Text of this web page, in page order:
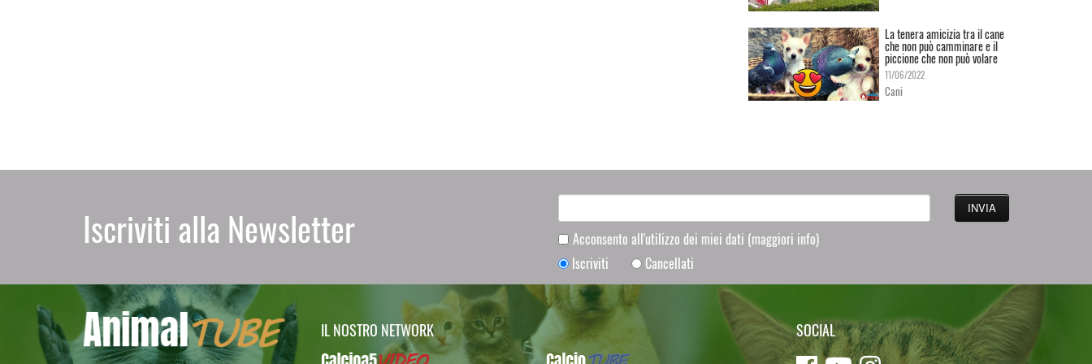
La tenera amicizia tra il cane
che non può camminare e il
piccione che non può volare
11/06/2022
Cani
Iscriviti alla Newsletter Acconsento all'utilizzo dei miei dati (maggiori info)
Iscriviti
Cancellati
IL NOSTRO NETWORK
Calcioa5Video CalcioTUBE
SOCIAL